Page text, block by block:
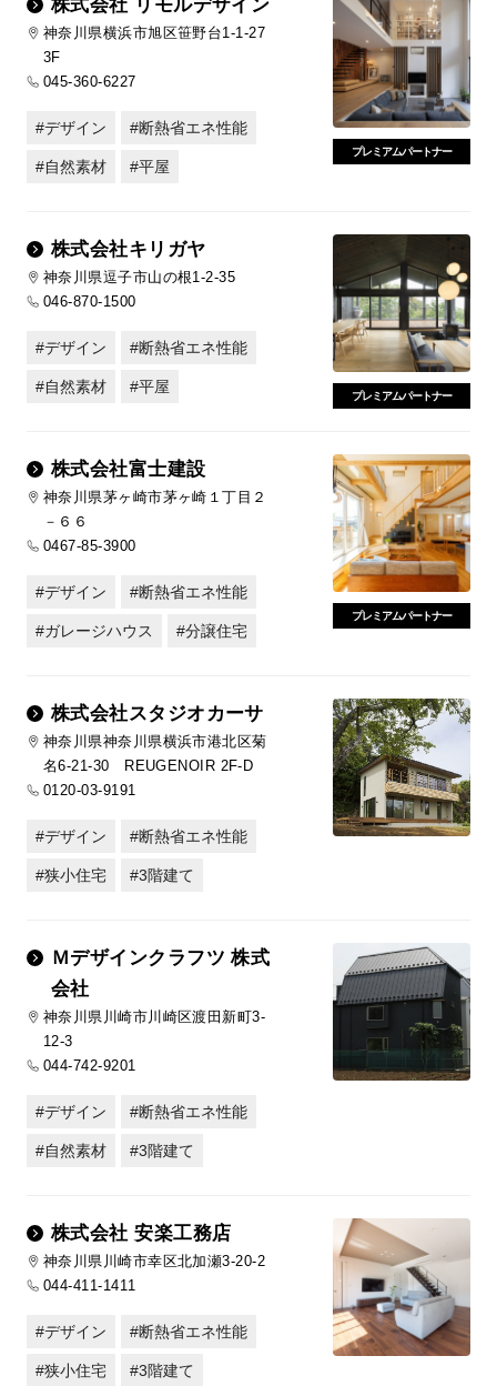
株式会社 リモルデザイン
神奈川県横浜市旭区笹野台1-1-27
3F
045-360-6227
デザイン 断熱省エネ性能
自然素材 平屋
プレミアムパートナー
株式会社キリガヤ
神奈川県逗子市山の根1-2-35
046-870-1500
デザイン 断熱省エネ性能
自然素材 平屋
プレミアムパートナー
株式会社富士建設
神奈川県茅ヶ崎市茅ヶ崎１丁目２
－６６
0467-85-3900
デザイン 断熱省エネ性能
ガレージハウス 分譲住宅
プレミアムパートナー
株式会社スタジオカーサ
神奈川県神奈川県横浜市港北区菊
名6-21-30 REUGENOIR 2F-D
0120-03-9191
デザイン 断熱省エネ性能
狭小住宅 3階建て
Ｍデザインクラフツ 株式
会社
神奈川県川崎市川崎区渡田新町3-
12-3
044-742-9201
デザイン 断熱省エネ性能
自然素材 3階建て
株式会社 安楽工務店
神奈川県川崎市幸区北加瀬3-20-2
044-411-1411
デザイン 断熱省エネ性能
狭小住宅 3階建て